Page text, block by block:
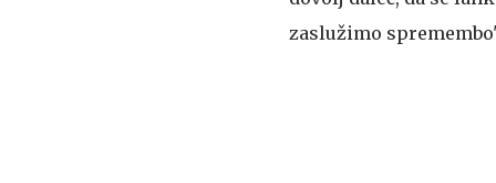
zaslužimo